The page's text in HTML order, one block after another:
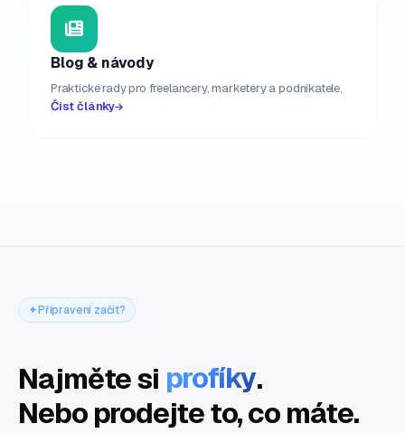
Blog & návody
Praktické rady pro freelancery, marketéry a podnikatele.
Číst články
Připraveni začít?
Najměte si profíky.
Nebo prodejte to, co máte.